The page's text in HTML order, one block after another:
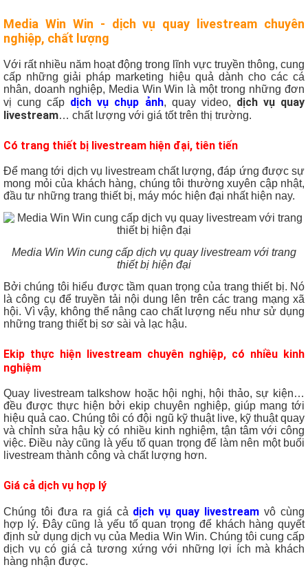
Media Win Win - dịch vụ quay livestream chuyên
nghiệp, chất lượng
Với rất nhiều năm hoạt động trong lĩnh vực truyền thông, cung
cấp những giải pháp marketing hiệu quả dành cho các cá
nhân, doanh nghiệp, Media Win Win là một trong những đơn
vị cung cấp dịch vụ chụp ảnh, quay video, dịch vụ quay
livestream… chất lượng với giá tốt trên thị trường.
Có trang thiết bị livestream hiện đại, tiên tiến
Để mang tới dịch vụ livestream chất lượng, đáp ứng được sự
mong mỏi của khách hàng, chúng tôi thường xuyên cập nhật,
đầu tư những trang thiết bị, máy móc hiện đại nhất hiện nay.
Media Win Win cung cấp dịch vụ quay livestream với trang
thiết bị hiện đại
Bởi chúng tôi hiểu được tầm quan trọng của trang thiết bị. Nó
là công cụ để truyền tải nội dung lên trên các trang mạng xã
hội. Vì vậy, không thể nâng cao chất lượng nếu như sử dụng
những trang thiết bị sơ sài và lạc hậu.
Ekip thực hiện livestream chuyên nghiệp, có nhiều kinh
nghiệm
Quay livestream talkshow hoặc hội nghị, hội thảo, sự kiện…
đều được thực hiện bởi ekip chuyên nghiệp, giúp mang tới
hiệu quả cao. Chúng tôi có đội ngũ kỹ thuật live, kỹ thuật quay
và chỉnh sửa hậu kỳ có nhiều kinh nghiệm, tận tâm với công
việc. Điều này cũng là yếu tố quan trọng để làm nên một buổi
livestream thành công và chất lượng hơn.
Giá cả dịch vụ hợp lý
Chúng tôi đưa ra giá cả dịch vụ quay livestream vô cùng
hợp lý. Đây cũng là yếu tố quan trọng để khách hàng quyết
định sử dụng dịch vụ của Media Win Win. Chúng tôi cung cấp
dịch vụ có giá cả tương xứng với những lợi ích mà khách
hàng nhận được.